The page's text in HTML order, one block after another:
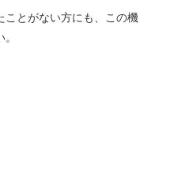
とがない方にも、この機